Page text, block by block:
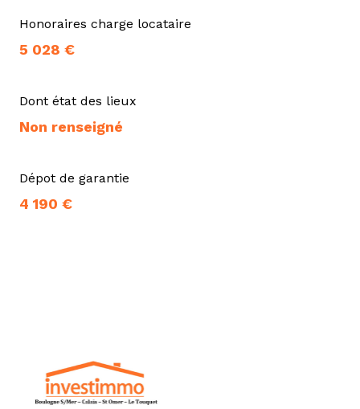
Honoraires charge locataire
5 028 €
Dont état des lieux
Non renseigné
Dépot de garantie
4 190 €